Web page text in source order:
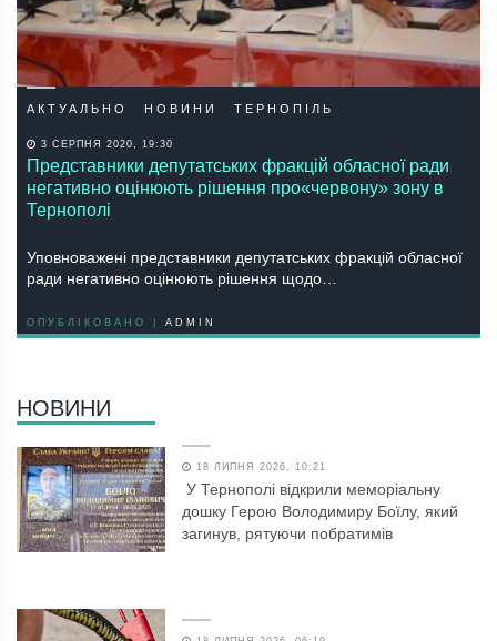
АКТУАЛЬНО НОВИНИ ТЕРНОПІЛЬ
3 СЕРПНЯ 2020, 19:30
Представники депутатських фракцій обласної ради
негативно оцінюють рішення про«червону» зону в
Тернополі
Уповноважені представники депутатських фракцій обласної
ради негативно оцінюють рішення щодо…
ОПУБЛІКОВАНО | ADMIN
НОВИНИ
18 ЛИПНЯ 2026, 10:21
У Тернополі відкрили меморіальну
дошку Герою Володимиру Боїлу, який
загинув, рятуючи побратимів